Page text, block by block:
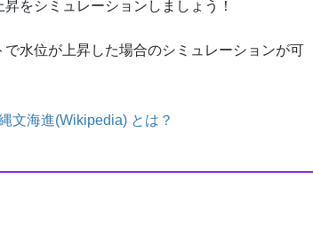
をシミュレーションしましょう！
で水位が上昇した場合のシミュレーションが可
文海進(Wikipedia) とは？